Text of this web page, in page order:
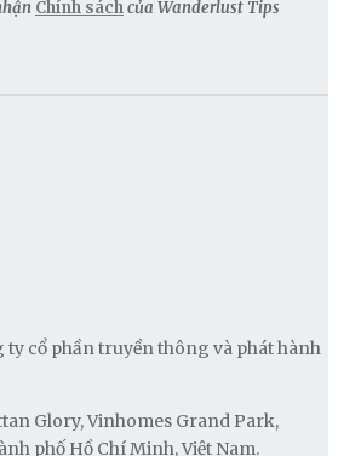
Chính sáchcủa Wanderlust Tips
ty cổ phần truyền thông và phát hành
Glory, Vinhomes Grand Park,
phố Hồ Chí Minh, Việt Nam.